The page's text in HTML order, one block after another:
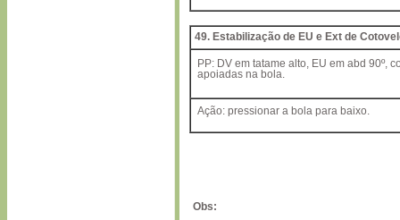
49. Estabilização de EU e Ext de
PP: DV em tatame alto, EU em abd 90º,
apoiadas na bola.
Ação: pressionar a bola para baixo.
Obs: